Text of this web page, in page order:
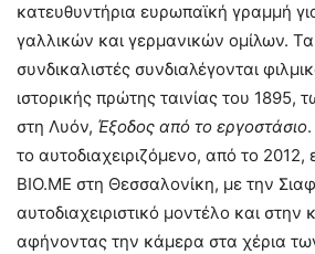
κατευθυντήρια ευρωπαϊκή γραμμή
γαλλικών και γερμανικών ομίλων.
συνδικαλιστές συνδιαλέγονται
ιστορικής πρώτης ταινίας του 1895,
στη Λυόν, Έξοδος από το εργοστάσιο
το αυτοδιαχειριζόμενο, από το 2012,
ΒΙΟ.ΜΕ στη Θεσσαλονίκη, με την
αυτοδιαχειριστικό μοντέλο και
αφήνοντας την κάμερα στα χέρια